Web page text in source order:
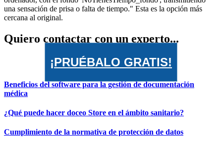
Quiero contactar con un experto...
¡PRUÉBALO GRATIS!
Beneficios del software para la gestión de documentación
médica
¿Qué puede hacer doceo Store en el ámbito sanitario?
Cumplimiento de la normativa de protección de datos